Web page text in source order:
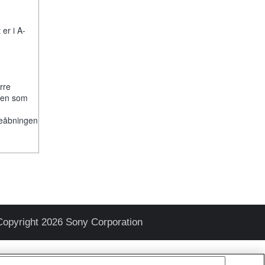
i A-
som
2026 Sony Corporation